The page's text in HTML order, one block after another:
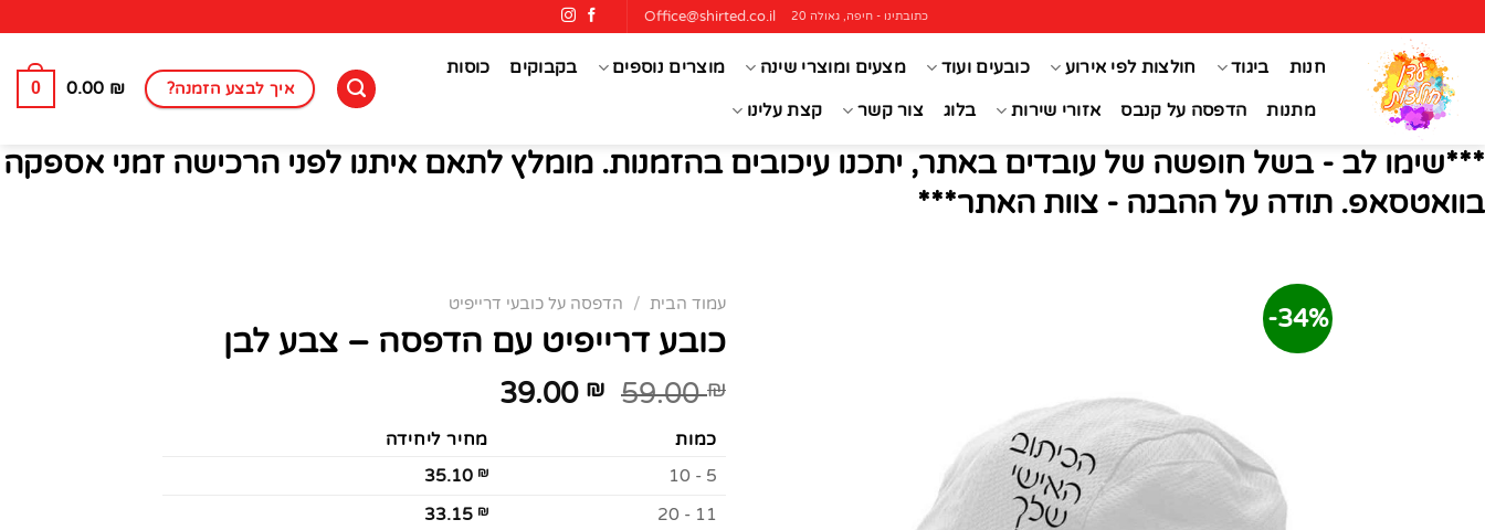
content
כתובתינו - חיפה, גאולה 20 Office@shirted.co.il
חנות ביגוד חולצות לפי אירוע כובעים ועוד מצעים ומוצרי שינה מוצרים נוספים בקבוקים כוסות
מתנות הדפסה על קנבס אזורי שירות בלוג צור קשר קצת עלינו
איך לבצע הזמנה? 0.00 ₪
0
***שימו לב - בשל חופשה של עובדים באתר, יתכנו עיכובים בהזמנות. מומלץ לתאם איתנו לפני הרכישה זמני אספקה
בוואטסאפ. תודה על ההבנה - צוות האתר***
34%- עמוד הבית / הדפסה על כובעי דרייפיט
כובע דרייפיט עם הדפסה – צבע לבן
59.00₪
39.00 ₪
כמות
מחיר ליחידה
5 - 10
35.10 ₪
11 - 20
33.15 ₪